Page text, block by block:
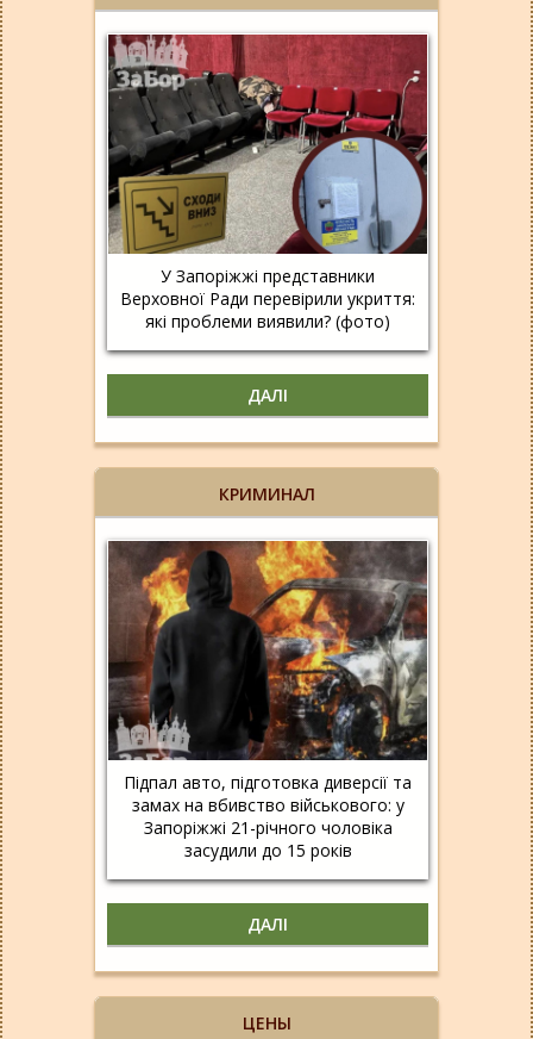
У Запоріжжі представники
Верховної Ради перевірили укриття:
які проблеми виявили? (фото)
ДАЛІ
КРИМИНАЛ
Підпал авто, підготовка диверсії та
замах на вбивство військового: у
Запоріжжі 21-річного чоловіка
засудили до 15 років
ДАЛІ
ЦЕНЫ